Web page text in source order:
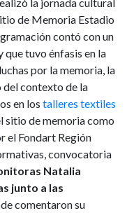
de Memoria Estadio
contó con un
tuvo énfasis en la
por la memoria, la
del contexto de la
en los talleres textiles
sitio de memoria como
el Fondart Región
convocatoria
Natalia
junto a las
comentaron su